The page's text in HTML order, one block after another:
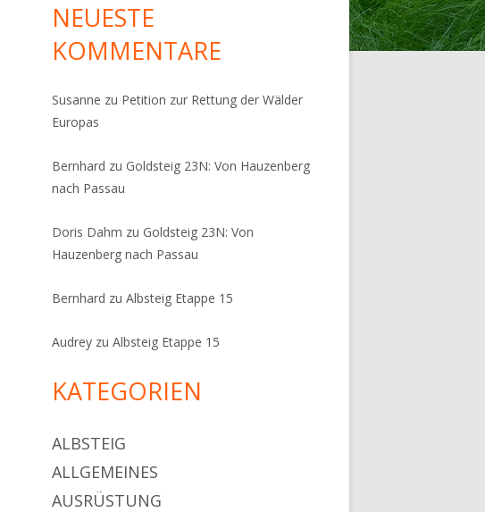
NEUESTE
KOMMENTARE
Susanne zu Petition zur Rettung der Wälder
Europas
Bernhard zu Goldsteig 23N: Von Hauzenberg
nach Passau
Doris Dahm zu Goldsteig 23N: Von
Hauzenberg nach Passau
Bernhard zuAlbsteig Etappe 15
Audrey zuAlbsteig Etappe 15
KATEGORIEN
ALBSTEIG
ALLGEMEINES
AUSRÜSTUNG